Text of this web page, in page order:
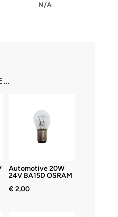
N/A
Automotive 20W
24V BA15D OSRAM
€ 2,00